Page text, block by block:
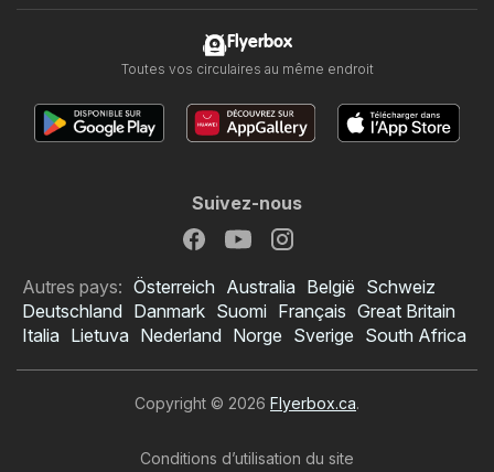
Flyerbox
Toutes vos circulaires au même endroit
Suivez-nous
Autres pays: Österreich Australia België Schweiz
Deutschland Danmark Suomi Français Great Britain
Italia Lietuva Nederland Norge Sverige South Africa
Copyright © 2026 Flyerbox.ca.
Conditions d’utilisation du site